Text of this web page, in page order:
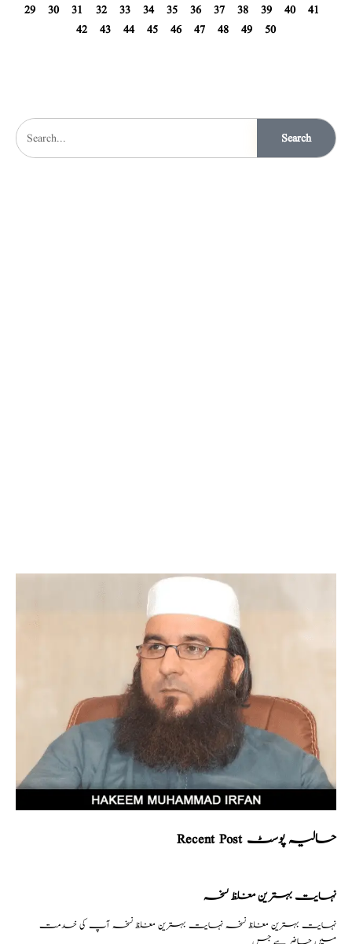
29
30 31 32 33 34 35 36 37 38 39 40
41
42
43 44 45 46 47 48 49 50
Search
Recent Post حالیہ پوسٹ
نہایت بہترین مغلظ نسخہ
نہایت بہترین مغلظ نسخہ نہایت بہترین مغلظ نسخہ آپ کی خدمت